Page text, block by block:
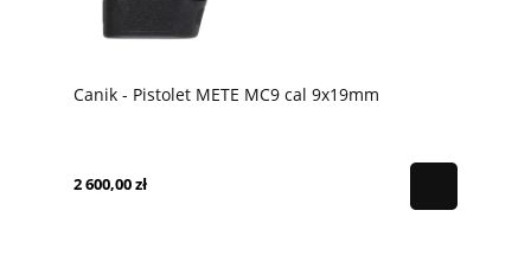
Canik - Pistolet METE MC9 cal 9x19mm
2 600,00 zł